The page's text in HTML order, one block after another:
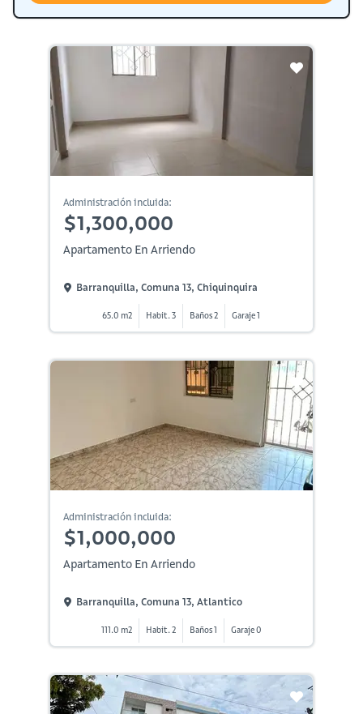
Administración incluida:
$1,300,000
Apartamento En Arriendo
Barranquilla, Comuna 13, Chiquinquira
65.0 m2 Habit. 3 Baños 2 Garaje 1
Administración incluida:
$1,000,000
Apartamento En Arriendo
Barranquilla, Comuna 13, Atlantico
111.0 m2 Habit. 2 Baños 1 Garaje 0